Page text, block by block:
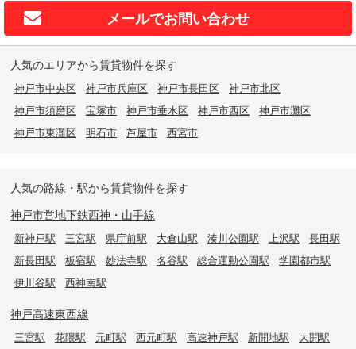
メールでお問い合わせ
人気のエリアから賃貸物件を探す
神戸市中央区 神戸市兵庫区 神戸市長田区
神戸市北区
神戸市須磨区
宝塚市 神戸市垂水区 神戸市西区
神戸市灘区
神戸市東灘区
明石市 芦屋市 西宮市
人気の路線・駅から賃貸物件を探す
神戸市営地下鉄西神・山手線
新神戸駅 三宮駅 県庁前駅 大倉山駅 湊川公園駅 上沢駅
長田駅
新長田駅
板宿駅 妙法寺駅 名谷駅 総合運動公園駅
学園都市駅
伊川谷駅
西神南駅
神戸高速東西線
三宮駅 花隈駅 元町駅 西元町駅 高速神戸駅 新開地駅
大開駅